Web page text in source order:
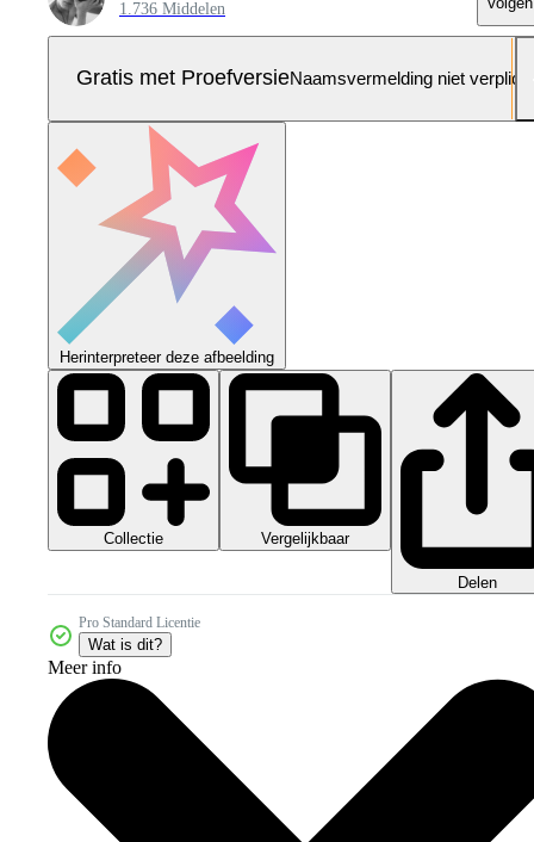
1.736 Middelen
Gratis met ProefversieNaamsvermelding niet verplicht
Herinterpreteer deze afbeelding
Collectie Vergelijkbaar
Delen
Pro Standard Licentie
Wat is dit?
Meer info